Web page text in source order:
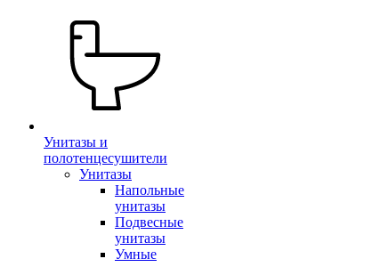
Унитазы и
полотенцесушители
Унитазы
Напольные
унитазы
Подвесные
унитазы
Умные